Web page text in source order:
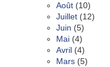
Août (10)
Juillet (12)
Juin (5)
Mai (4)
Avril (4)
Mars (5)